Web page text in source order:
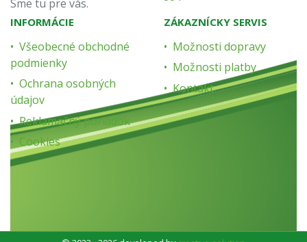
Sme tu pre vás.
INFORMÁCIE
Všeobecné obchodné
podmienky
Ochrana osobných
údajov
Reklamačný poriadok
Cookies
ZÁKAZNÍCKY SERVIS
Možnosti dopravy
Možnosti platby
Kontakt